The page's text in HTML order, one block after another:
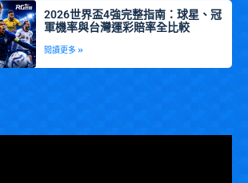
2026世界盃4強完整指南：球星、冠
軍機率與台灣運彩賠率全比較
閱讀更多 »